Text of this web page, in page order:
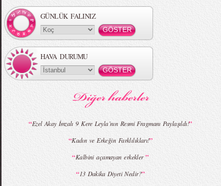
MBFWI - Gülçin Çengel 2015 Yaz
MBFWI - Zeynep Erdoğan 2015 Yaz
MBFWI - Giray Sepin 2015 Yaz Koleksiyonu MBFWI - Burçe Bekrek 2015 Yaz Koleksiyonu
GÜNLÜK FALINIZ
HAVA DURUMU
“Ezel Akay İmzalı 9 Kere Leyla’nın Resmi Fragmanı Paylaşıldı!”
“Kadın ve Erkeğin Farklılıkları!”
“Kalbini açamayan erkekler”
“13 Dakika Diyeti Nedir?”